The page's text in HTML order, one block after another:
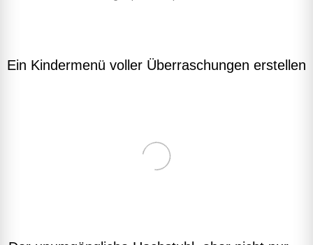
Ein Kindermenü voller Überraschungen erstellen